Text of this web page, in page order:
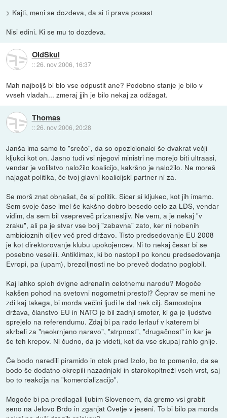
> Kajti, meni se dozdeva, da si ti prava posast
Nisi edini. Ki se mu to dozdeva.
OldSkul
::26. nov 2006, 16:37
Mah najboljš bi blo vse odpustit ane? Podobno stanje je bilo v
vvseh vladah... zmeraj jjih je bilo nekaj za odžagat.
Thomas
::26. nov 2006, 20:28
Janša ima samo to "srečo", da so opozicionalci še dvakrat večji
kljukci kot on. Jasno tudi vsi njegovi ministri ne morejo biti ultraasi,
vendar je volilstvo naložilo koalicijo, kakršno je naložilo. Ne moreš
najagat politika, če tvoj glavni koalicijski partner ni za.
Se morš znat obnašat, če si politik. Sicer si kljukec, kot jih imamo.
Sem svoje čase imel še kakšno dobro besedo celo za LDS, vendar
vidim, da sem bil vsepreveč prizanesljiv. Ne vem, a je nekaj "v
zraku", ali pa je stvar vse bolj "zabavna" zato, ker ni nobenih
ambicioznih ciljev več pred državo. Tisto predsedovanje EU 2008
je kot direktorovanje klubu upokojencev. Ni to nekaj česar bi se
posebno veselili. Antiklimax, ki bo nastopil po koncu predsedovanja
Evropi, pa (upam), brezciljnosti ne bo preveč dodatno poglobil.
Kaj lahko sploh dvigne adrenalin celotnemu narodu? Mogoče
kakšen pohod na svetovni nogometni prestol? Čeprav se meni ne
zdi kaj takega, bi morda večini ljudi le dal nek cilj. Samostojna
država, članstvo EU in NATO je bil zadnji smoter, ki ga je ljudstvo
sprejelo na referendumu. Zdaj bi pa rado lerlauf v katerem bi
skrbeli za "neokrnjeno naravo", "strpnost", "drugačnost" in kar je
še teh krepov. Ni čudno, da je videti, kot da vse skupaj rahlo gnije.
Če bodo naredili piramido in otok pred Izolo, bo to pomenilo, da se
bodo še dodatno okrepili nazadnjaki in starokopitneži vseh vrst, saj
bo to reakcija na "komercializacijo".
Mogoče bi pa predlagali ljubim Slovencem, da gremo vsi grabit
seno na Jelovo Brdo in zganjat Cvetje v jeseni. To bi bilo pa morda